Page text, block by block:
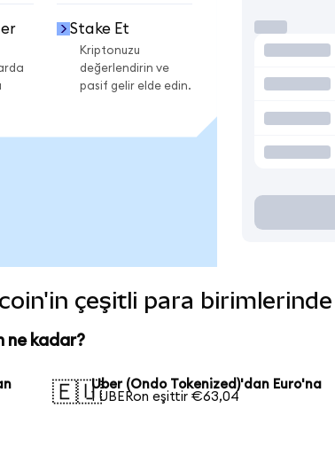
Stake Et
Kriptonuzu
değerlendirin ve
pasif gelir elde edin.
çeşitli para
ne kadar?
🇪🇺Uber (Ondo Tokenized)'dan Euro'na
1 UBERon eşittir €63,04